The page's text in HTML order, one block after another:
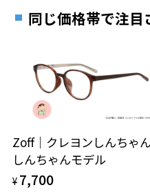
10.8g
※着脱式サングラス：デモレンズ、ア
タイプ
材質
す。
お近くのZoff実店舗にて度
その際は記入用紙をダウンロ
同じ価格帯で注目
Zoff｜クレヨンしんちゃ
しんちゃんモデル
¥ 7,700